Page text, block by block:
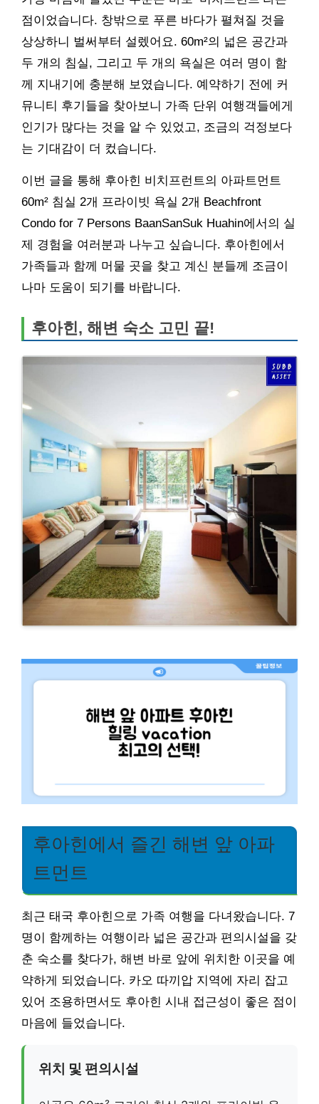
점이었습니다. 창밖으로 푸른 바다가 펼쳐질 것을
상상하니 벌써부터 설렜어요. 60m²의 넓은 공간과
두 개의 침실, 그리고 두 개의 욕실은 여러 명이 함
께 지내기에 충분해 보였습니다. 예약하기 전에 커
뮤니티 후기들을 찾아보니 가족 단위 여행객들에게
인기가 많다는 것을 알 수 있었고, 조금의 걱정보다
는 기대감이 더 컸습니다.
이번 글을 통해 후아힌 비치프런트의 아파트먼트
60m² 침실 2개 프라이빗 욕실 2개 Beachfront
Condo for 7 Persons BaanSanSuk Huahin에서의 실
제 경험을 여러분과 나누고 싶습니다. 후아힌에서
가족들과 함께 머물 곳을 찾고 계신 분들께 조금이
나마 도움이 되기를 바랍니다.
후아힌, 해변 숙소 고민 끝!
후아힌에서 즐긴 해변 앞 아파
트먼트
최근 태국 후아힌으로 가족 여행을 다녀왔습니다. 7
명이 함께하는 여행이라 넓은 공간과 편의시설을 갖
춘 숙소를 찾다가, 해변 바로 앞에 위치한 이곳을 예
약하게 되었습니다. 카오 따끼압 지역에 자리 잡고
있어 조용하면서도 후아힌 시내 접근성이 좋은 점이
마음에 들었습니다.
위치 및 편의시설